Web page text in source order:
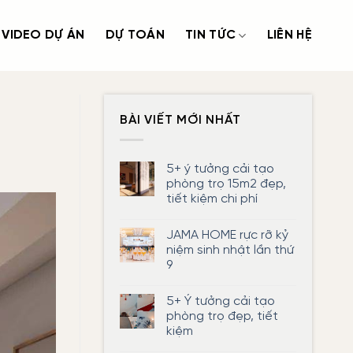
VIDEO DỰ ÁN DỰ TOÁN TIN TỨC LIÊN HỆ
BÀI VIẾT MỚI NHẤT
5+ ý tưởng cải tạo
phòng trọ 15m2 đẹp,
tiết kiệm chi phí
bình
luận
ở
5+
cải
tạo
phòng
trọ
15m2
JAMA HOME rực rỡ kỷ
niệm sinh nhật lần thứ
9
bình
luận
ở
JAMA
5+ Ý tưởng cải tạo
phòng trọ đẹp, tiết
kiệm